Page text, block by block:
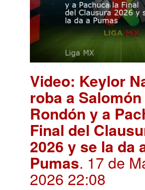
Video: Keylor
roba a Salomón
Rondón y a
Final del
2026 y se la da
Pumas. 17 de
2026 22:08